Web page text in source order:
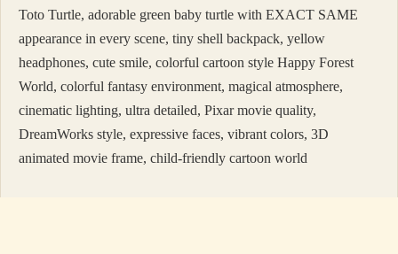
Toto Turtle, adorable green baby turtle with EXACT SAME
appearance in every scene, tiny shell backpack, yellow
headphones, cute smile, colorful cartoon style Happy Forest
World, colorful fantasy environment, magical atmosphere,
cinematic lighting, ultra detailed, Pixar movie quality,
DreamWorks style, expressive faces, vibrant colors, 3D
animated movie frame, child-friendly cartoon world